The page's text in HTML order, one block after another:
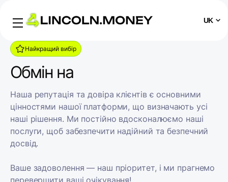
UK
Найкращий вибір
Обмін на
Наша репутація та довіра клієнтів є основними
цінностями нашої платформи, що визначають усі
наші рішення. Ми постійно вдосконалюємо наші
послуги, щоб забезпечити надійний та безпечний
досвід.
Ваше задоволення — наш пріоритет, і ми прагнемо
перевершити ваші очікування!